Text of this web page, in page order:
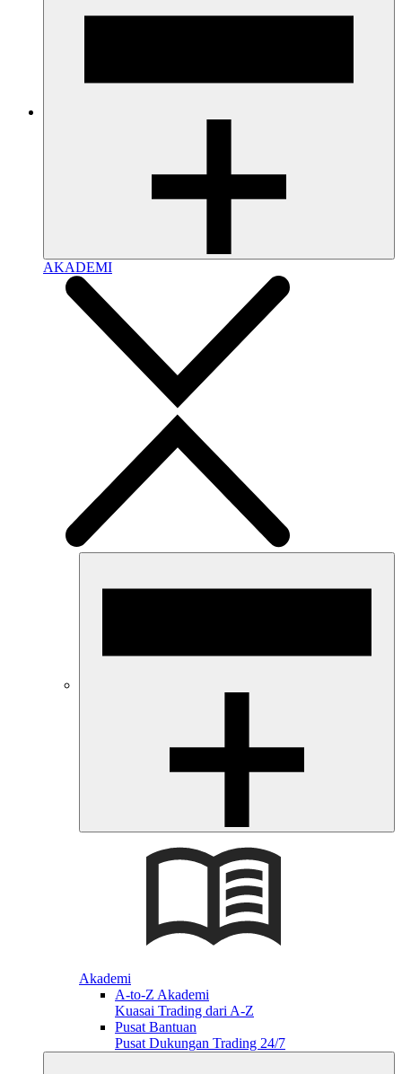
AKADEMI
Akademi
A-to-Z Akademi
Kuasai Trading dari A-Z
Pusat Bantuan
Pusat Dukungan Trading 24/7